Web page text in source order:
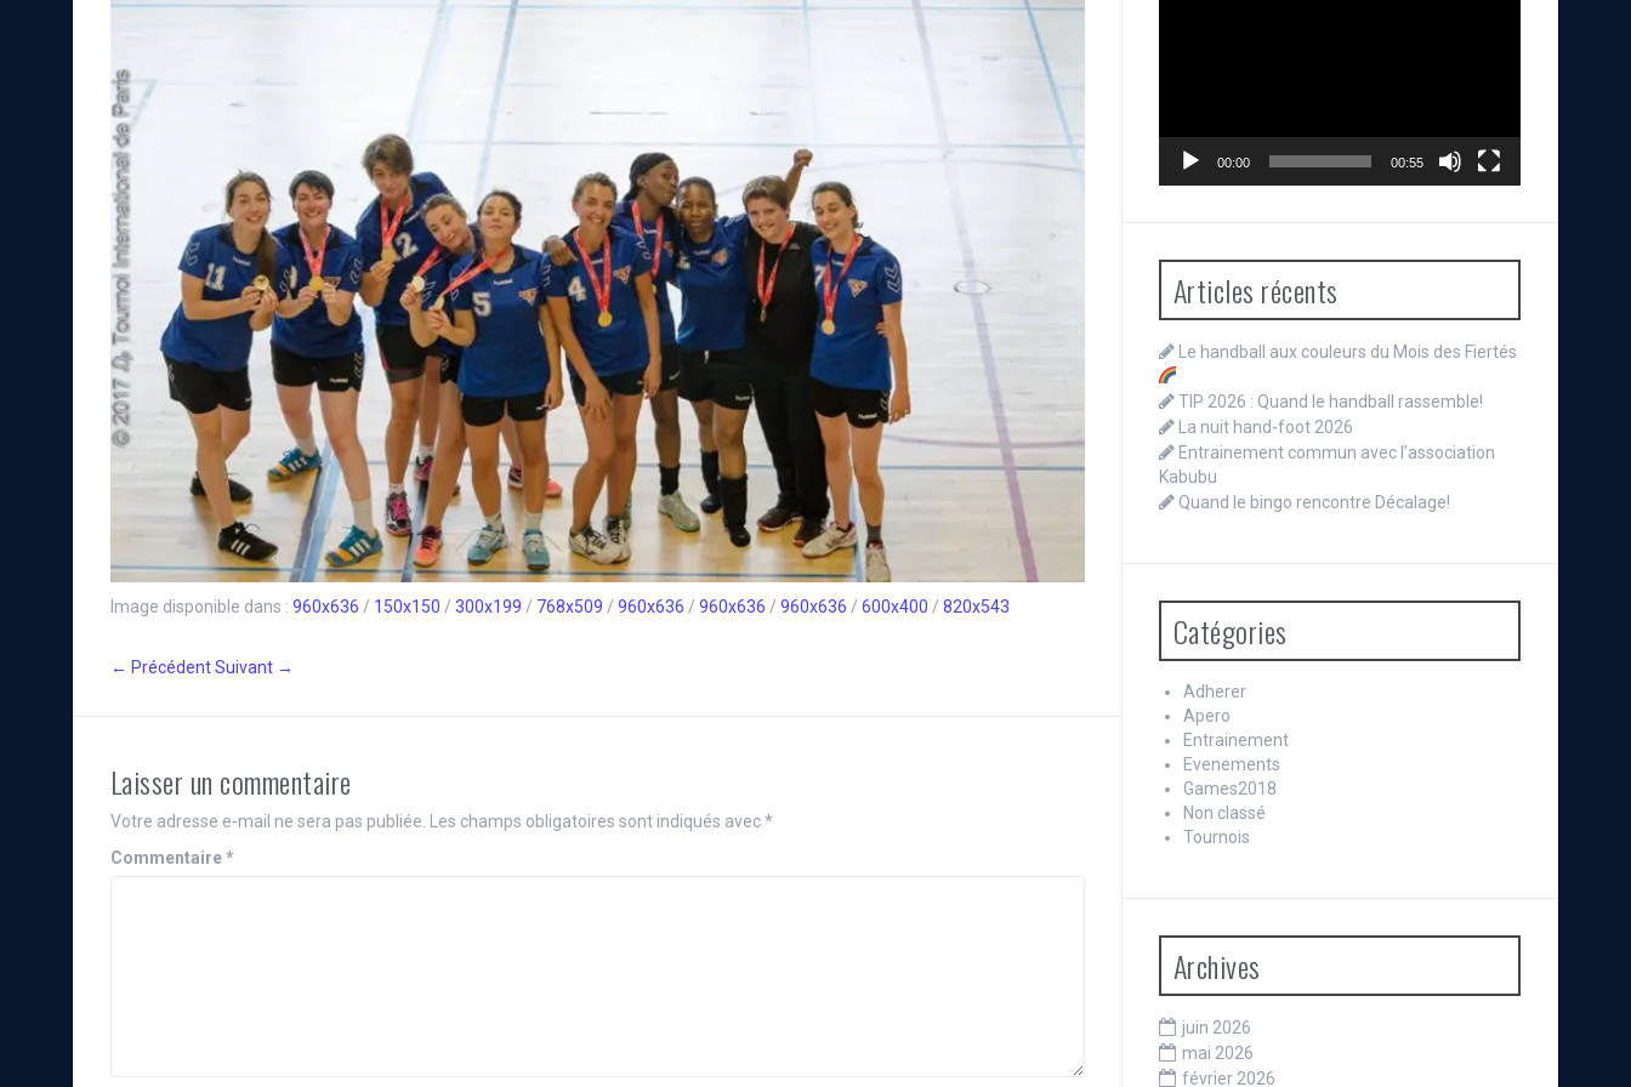
Image disponible dans : 960x636 / 150x150 / 300x199 / 768x509 / 960x636 / 960x636 / 960x636 / 600x400 / 820x543
← Précédent Suivant →
Laisser un commentaire
Votre adresse e-mail ne sera pas publiée. Les champs obligatoires sont indiqués avec*
Commentaire*
00:00 00:55
Articles récents
Le handball aux couleurs du Mois des Fiertés
TIP 2026 : Quand le handball rassemble!
La nuit hand-foot 2026
Entrainement commun avec l’association
Kabubu
Quand le bingo rencontre Décalage!
Catégories
Adherer
Apero
Entrainement
Evenements
Games2018
Non classé
Tournois
Archives
juin 2026
mai 2026
février 2026